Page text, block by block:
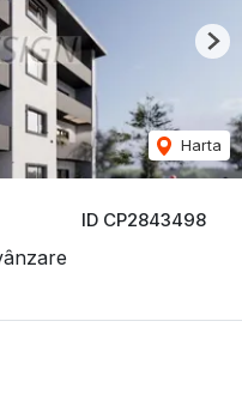
ID CP2843498
Harta